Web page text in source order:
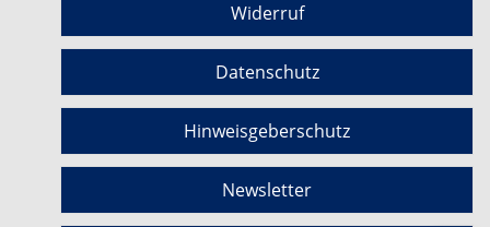
Widerruf
Datenschutz
Hinweisgeberschutz
Newsletter